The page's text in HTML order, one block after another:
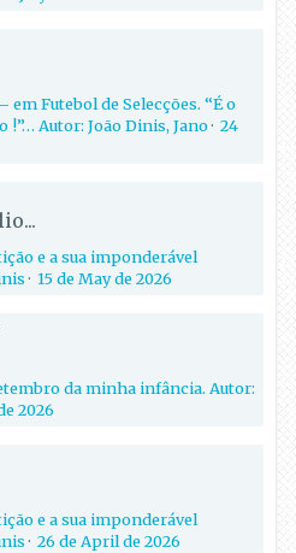
Futebol de Selecções. “É o
!”… Autor: João Dinis, Jano·24
e a sua imponderável
·15 de May de 2026
da minha infância. Autor:
2026
e a sua imponderável
·26 de April de 2026